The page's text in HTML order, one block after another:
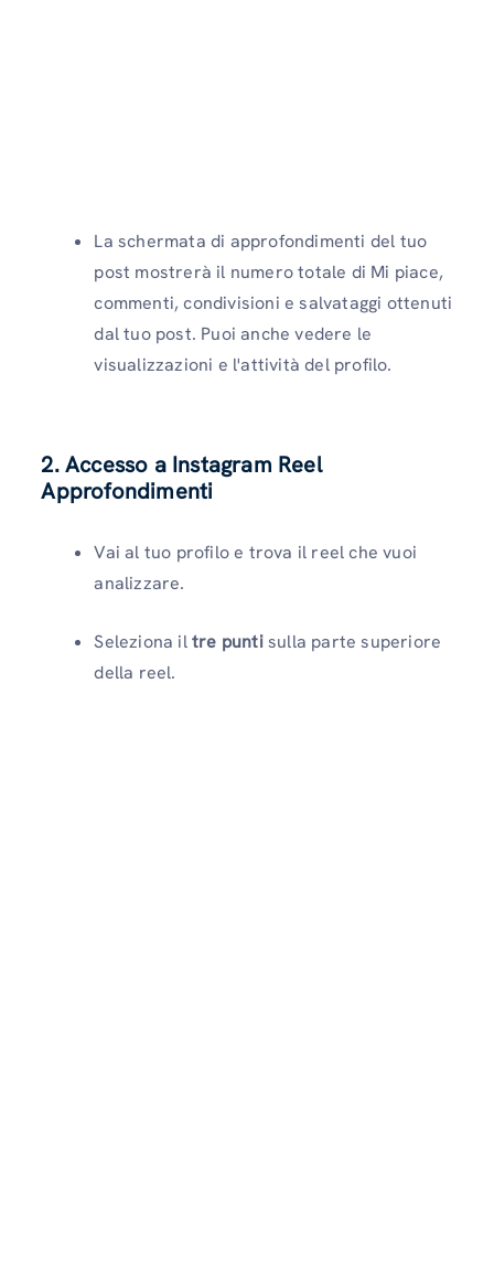
La schermata di approfondimenti del tuo
post mostrerà il numero totale di Mi piace,
commenti, condivisioni e salvataggi ottenuti
dal tuo post. Puoi anche vedere le
visualizzazioni e l'attività del profilo.
2. Accesso a Instagram Reel
Approfondimenti
Vai al tuo profilo e trova il reel che vuoi
analizzare.
Seleziona iltre puntisulla parte superiore
della reel.